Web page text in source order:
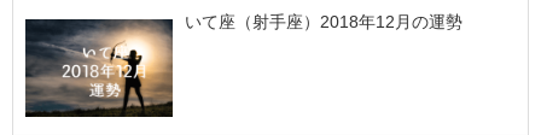
いて座（射手座）2018年12月の運勢